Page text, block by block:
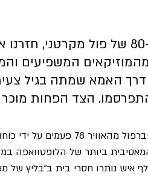
לרגל יום הולדתו ה-80 של פול
המשפיעים
דרך האמא שמתה בגיל
הצד הפחות
בין 1940 ל-1942 הופצצה
נפצעו קשה ועוד 70 אלף איש נותרו חסרי